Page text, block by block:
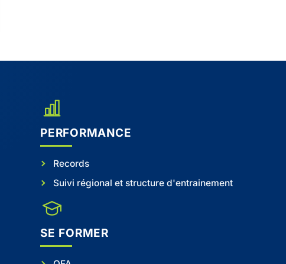
PERFORMANCE
Records
Suivi régional et structure d'entrainement
SE FORMER